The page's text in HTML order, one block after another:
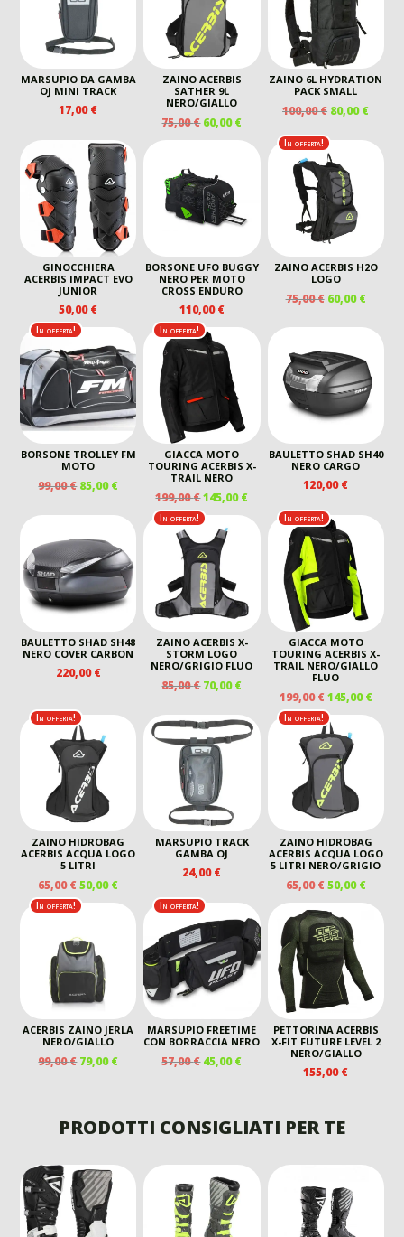
MARSUPIO DA GAMBA
OJ MINI TRACK
17,00€
ZAINO ACERBIS
SATHER 9L
NERO/GIALLO
75,00€ IL
PREZZO
ORIGINALE
75,00 €.
60,00€IL
PREZZO
ATTUALE
ZAINO 6L HYDRATION
PACK SMALL
100,00€ IL
ORIGINALE
ERA:
100,00 €.
80,00€IL
GINOCCHIERA
ACERBIS IMPACT EVO
JUNIOR
50,00€
BORSONE UFO BUGGY
NERO PER MOTO
CROSS ENDURO
110,00€
In offerta!
ZAINO ACERBIS H2O
LOGO
75,00€ IL
ORIGINALE
75,00 €.
60,00€IL
60,00
In offerta!
BORSONE TROLLEY FM
MOTO
99,00€ IL
ORIGINALE
99,00 €.
85,00€IL
PREZZO
ATTUALE
85,00 €.
In offerta!
GIACCA MOTO
TOURING ACERBIS X-
TRAIL NERO
199,00€IL
PREZZO
ORIGINALE
ERA:
199,00 €.
145,00€IL
PREZZO
ATTUALE
145,00 €.
BAULETTO SHAD SH40
NERO CARGO
120,00€
BAULETTO SHAD SH48
NERO COVER CARBON
220,00€
In offerta!
ZAINO ACERBIS X-
STORM LOGO
NERO/GRIGIO FLUO
85,00€ IL
ORIGINALE
ERA:
85,00 €.
70,00€IL
PREZZO
ATTUALE
È:
In offerta!
GIACCA MOTO
TOURING ACERBIS X-
TRAIL NERO/GIALLO
FLUO
199,00€ IL
PREZZO
ORIGINALE
ERA:
199,00 €.
145,00€IL
In offerta!
ZAINO HIDROBAG
ACERBIS ACQUA LOGO
5 LITRI
65,00€IL
PREZZO
ORIGINALE
65,00 €.
50,00€IL
PREZZO
ATTUALE
50,00 €.
MARSUPIO TRACK
GAMBA OJ
24,00€
In offerta!
ZAINO HIDROBAG
ACERBIS ACQUA LOGO
5 LITRI NERO/GRIGIO
65,00€ IL
PREZZO
ORIGINALE
ERA:
65,00 €.
50,00€IL
In offerta!
ACERBIS ZAINO JERLA
NERO/GIALLO
99,00€ IL
99,00 €.
79,00€IL
79,00 €.
In offerta!
MARSUPIO FREETIME
CON BORRACCIA NERO
57,00€ IL
57,00 €.
45,00€IL
45,00 €.
PETTORINA ACERBIS
X-FIT FUTURE LEVEL 2
NERO/GIALLO
155,00€
PRODOTTI CONSIGLIATI PER TE